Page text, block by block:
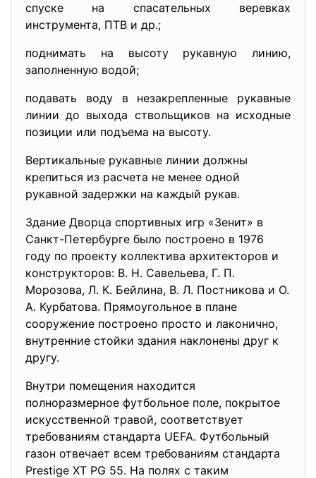
спуске на спасательных веревках
инструмента, ПТВ и др.;
поднимать на высоту рукавную линию,
заполненную водой;
подавать воду в незакрепленные рукавные
линии до выхода ствольщиков на исходные
позиции или подъема на высоту.
Вертикальные рукавные линии должны
крепиться из расчета не менее одной
рукавной задержки на каждый рукав.
Здание Дворца спортивных игр «Зенит» в
Санкт-Петербурге было построено в 1976
году по проекту коллектива архитекторов и
конструкторов: В. Н. Савельева, Г. П.
Морозова, Л. К. Бейлина, В. Л. Постникова и О.
А. Курбатова. Прямоугольное в плане
сооружение построено просто и лаконично,
внутренние стойки здания наклонены друг к
другу.
Внутри помещения находится
полноразмерное футбольное поле, покрытое
искусственной травой, соответствует
требованиям стандарта UEFA. Футбольный
газон отвечает всем требованиям стандарта
Prestige XT PG 55. На полях с таким